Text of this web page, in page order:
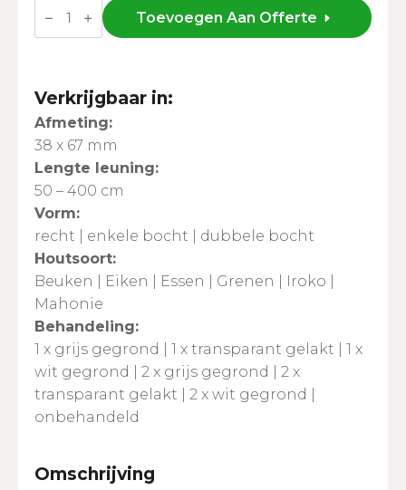
Verkrijgbaar in:
Afmeting:
38 x 67 mm
Lengte leuning:
50 – 400 cm
Vorm:
recht | enkele bocht | dubbele bocht
Houtsoort:
Beuken | Eiken | Essen | Grenen | Iroko |
Mahonie
Behandeling:
1 x grijs gegrond | 1 x transparant gelakt | 1 x
wit gegrond | 2 x grijs gegrond | 2 x
transparant gelakt | 2 x wit gegrond |
onbehandeld
Omschrijving
ML
-
Toevoegen Aan Offerte